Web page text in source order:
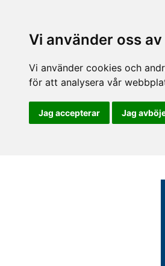
Vi använder oss
Vi använder cookies och
för att analysera vår
Jag accepterar Jag